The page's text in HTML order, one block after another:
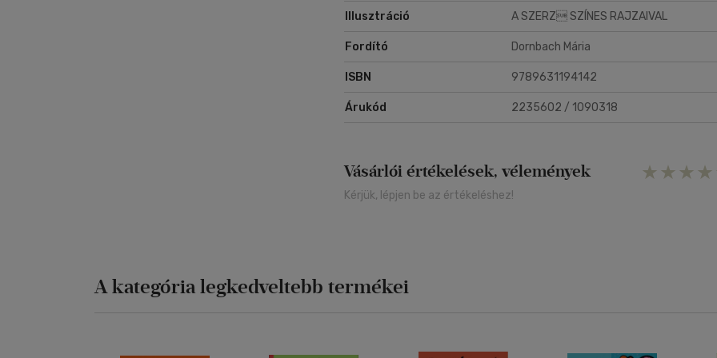
Illusztráció A SZERZ SZÍNES RAJZAIVAL
Fordító Dornbach Mária
ISBN 9789631194142
Árukód 2235602 / 1090318
Vásárlói értékelések, vélemények
Kérjük, lépjen be az értékeléshez!
A kategória legkedveltebb termékei